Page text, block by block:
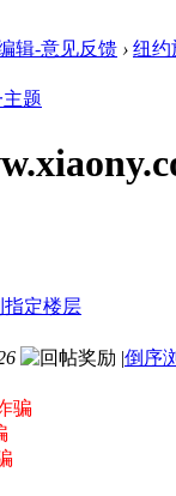
辑-意见反馈 › 纽约
|倒序
骗